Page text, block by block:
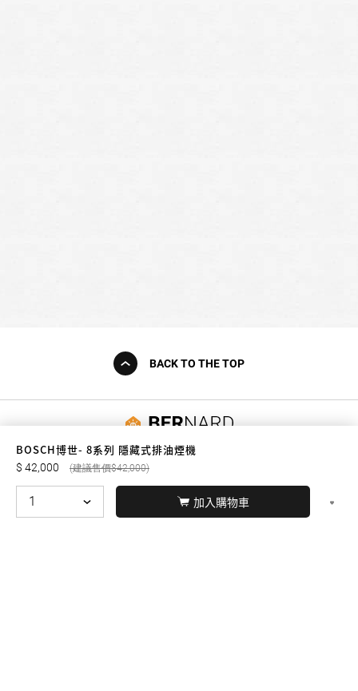
BOSCH博世- 8系列 隱藏式排油煙機
42,000 42,000
加入購物車
BACK TO THE TOP
友誠購物
© BERNARD 2021 WEBDESIGN